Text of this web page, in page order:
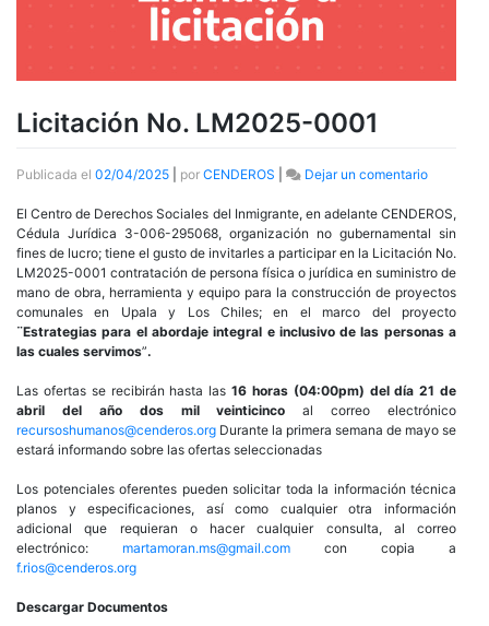
Licitación No. LM2025-0001
Publicada el 02/04/2025 por CENDEROS Dejar un comentarioen
No.
LM2025-
0001
El Centro de Derechos Sociales del Inmigrante, en adelante CENDEROS,
Cédula Jurídica 3-006-295068, organización no gubernamental sin
fines de lucro; tiene el gusto de invitarles a participar en la Licitación No.
LM2025-0001 contratación de persona física o jurídica en suministro de
mano de obra, herramienta y equipo para la construcción de proyectos
comunales en Upala y Los Chiles; en el marco del proyecto
¨Estrategias para el abordaje integral e inclusivo de las personas a
las cuales servimos”.
Las ofertas se recibirán hasta las 16 horas (04:00pm) del día 21 de
abril del año dos mil veinticinco al correo electrónico
recursoshumanos@cenderos.org Durante la primera semana de mayo se
estará informando sobre las ofertas seleccionadas
Los potenciales oferentes pueden solicitar toda la información técnica
planos y especificaciones, así como cualquier otra información
adicional que requieran o hacer cualquier consulta, al correo
electrónico: martamoran.ms@gmail.com con copia a
f.rios@cenderos.org
Descargar Documentos